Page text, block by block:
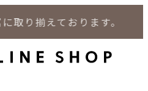
揃えております。